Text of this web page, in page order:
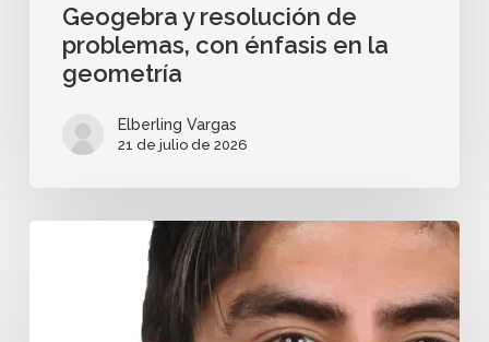
Geogebra y resolución de
problemas, con énfasis en la
geometría
Elberling Vargas
21 de julio de 2026